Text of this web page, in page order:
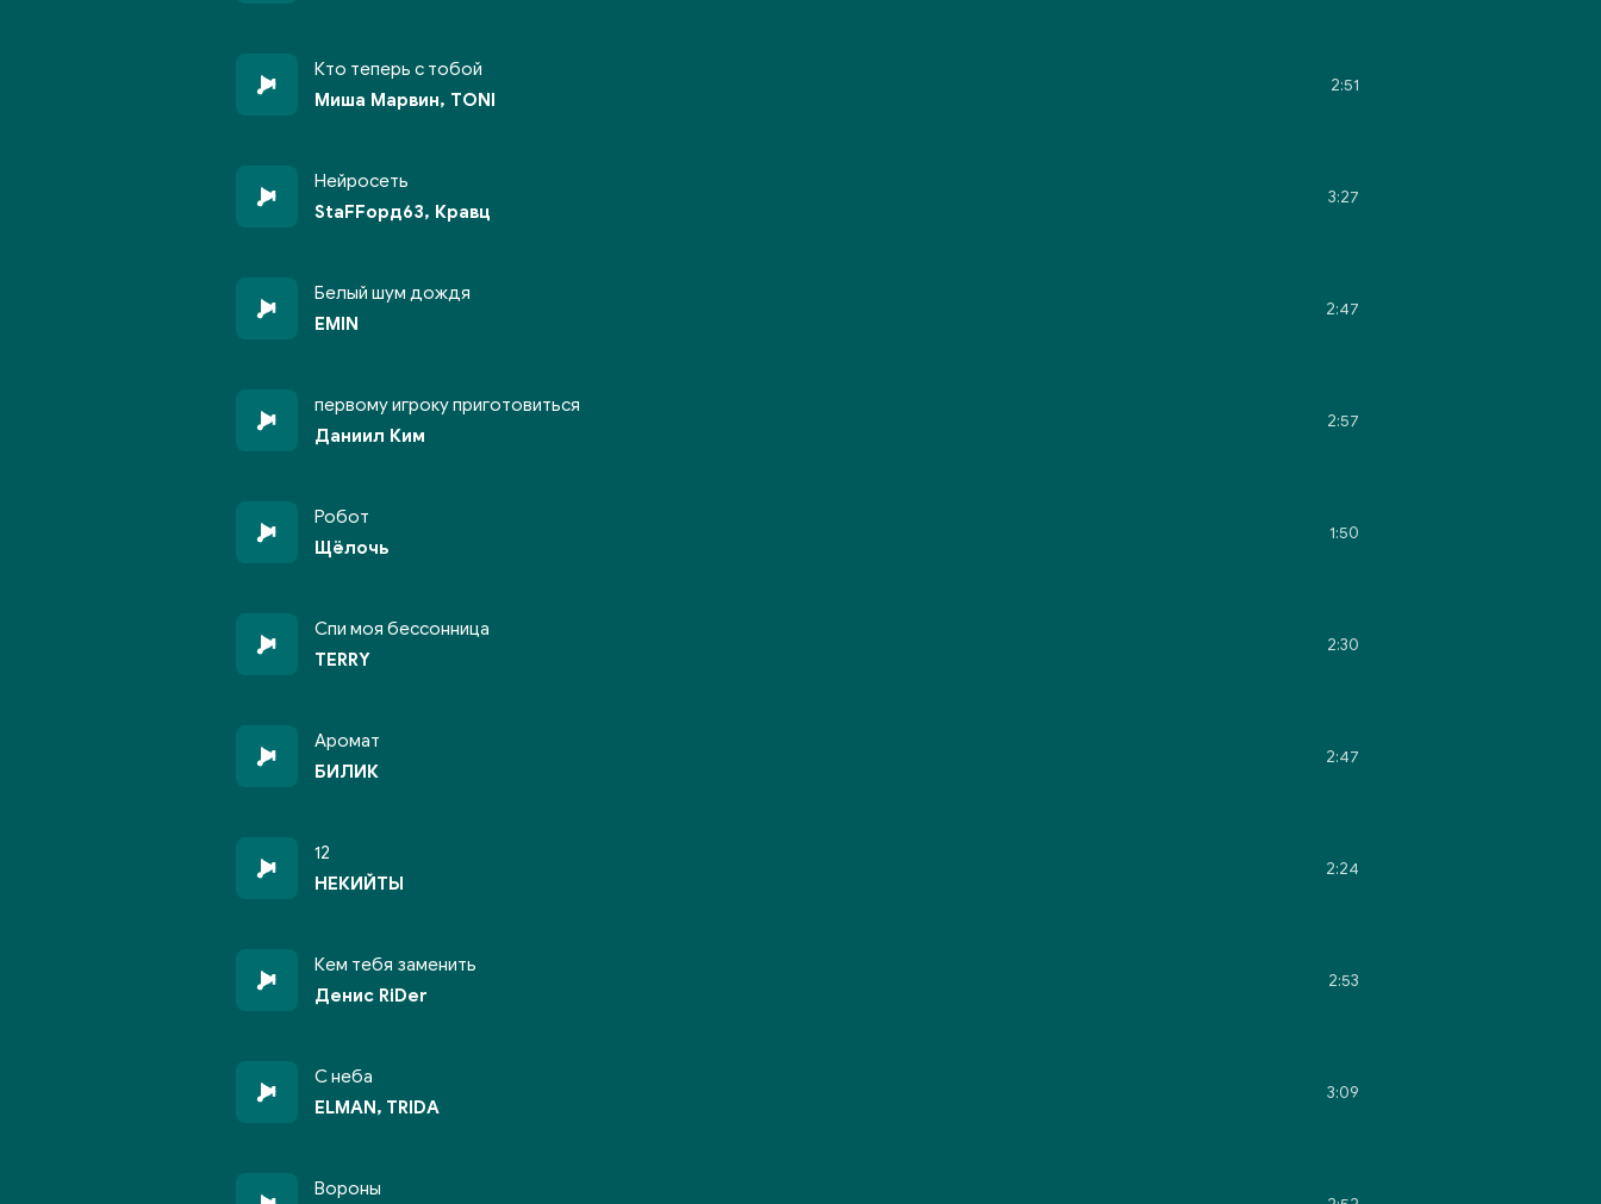
Кто теперь с тобой
Миша Марвин, TONI
2:51
Нейросеть
StaFFорд63, Кравц
3:27
Белый шум дождя
EMIN
2:47
первому игроку приготовиться
Даниил Ким
2:57
Робот
Щёлочь
1:50
Спи моя бессонница
TERRY
2:30
Аромат
БИЛИК
2:47
12
НЕКИЙТЫ
2:24
Кем тебя заменить
Денис RiDer
2:53
С неба
ELMAN, TRIDA
3:09
Вороны